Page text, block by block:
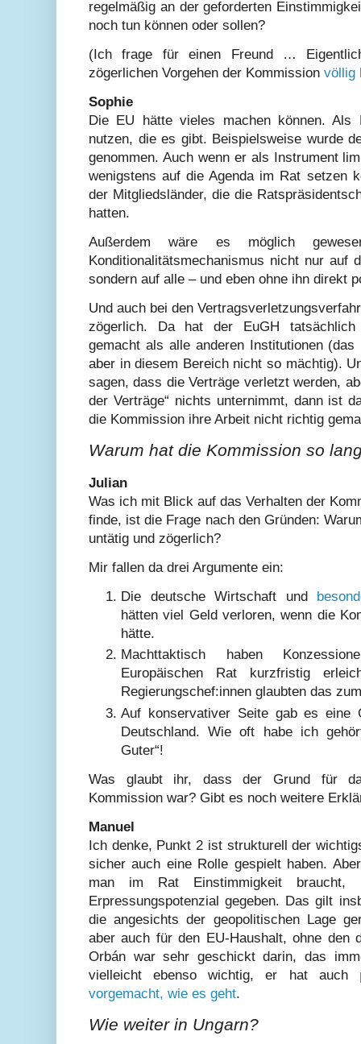
regelmäßig an der geforderten
noch tun können oder sollen?
(Ich frage für einen Freund …
zögerlichen Vorgehen der Kommission völlig
Sophie
Die EU hätte vieles machen können. Als
nutzen, die es gibt. Beispielsweise wurde
genommen. Auch wenn er als Instrument
wenigstens auf die Agenda im Rat setzen
der Mitgliedsländer, die die
hatten.
Außerdem wäre es möglich
Konditionalitätsmechanismus nicht nur auf
sondern auf alle – und eben ohne ihn direkt
Und auch bei den
zögerlich. Da hat der EuGH tatsächlich
gemacht als alle anderen Institutionen
aber in diesem Bereich nicht so mächtig).
sagen, dass die Verträge verletzt werden,
der Verträge“ nichts unternimmt, dann ist
die Kommission ihre Arbeit nicht richtig
Warum hat die Kommission so
Julian
Was ich mit Blick auf das Verhalten der
finde, ist die Frage nach den Gründen:
untätig und zögerlich?
Mir fallen da drei Argumente ein:
Die deutsche Wirtschaft und
hätten viel Geld verloren, wenn die
hätte.
Machttaktisch haben
Europäischen Rat kurzfristig
Regierungschef:innen glaubten das
Auf konservativer Seite gab es eine
Deutschland. Wie oft habe ich
Guter“!
Was glaubt ihr, dass der Grund für
Kommission war? Gibt es noch weitere
Manuel
Ich denke, Punkt 2 ist strukturell der
sicher auch eine Rolle gespielt haben.
man im Rat Einstimmigkeit braucht,
Erpressungspotenzial gegeben. Das gilt
die angesichts der geopolitischen Lage
aber auch für den EU-Haushalt, ohne den
Orbán war sehr geschickt darin, das
vielleicht ebenso wichtig, er hat auch
vorgemacht, wie es geht.
Wie weiter in Ungarn?